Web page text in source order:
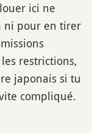
ici ne
ni pour en tirer
restrictions,
japonais si tu
compliqué.